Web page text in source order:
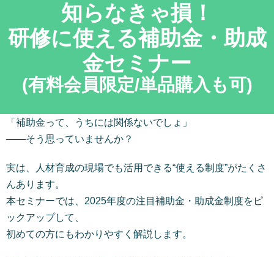
知らなきゃ損！
研修に使える補助金・助成
金セミナー
(有料会員限定/単品購入も可)
「補助金って、うちには関係ないでしょ」
――そう思っていませんか？
実は、人材育成の現場でも活用できる“使える制度”がたくさ
んあります。
本セミナーでは、2025年度の注目補助金・助成金制度をピ
ックアップして、
初めての方にもわかりやすく解説します。